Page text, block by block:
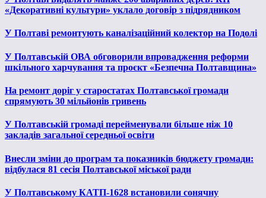
«Декоративні культури» уклало договір з підрядником
У Полтаві ремонтують каналізаційний колектор на Подолі
У Полтавській ОВА обговорили впровадження реформи
шкільного харчування та проєкт «Безпечна Полтавщина»
На ремонт доріг у старостатах Полтавської громади
спрямують 30 мільйонів гривень
У Полтавській громаді перейменували більше ніж 10
закладів загальної середньої освіти
Внесли зміни до програм та показників бюджету громади:
відбулася 81 сесія Полтавської міської ради
У Полтавському КАТП-1628 встановили сонячну